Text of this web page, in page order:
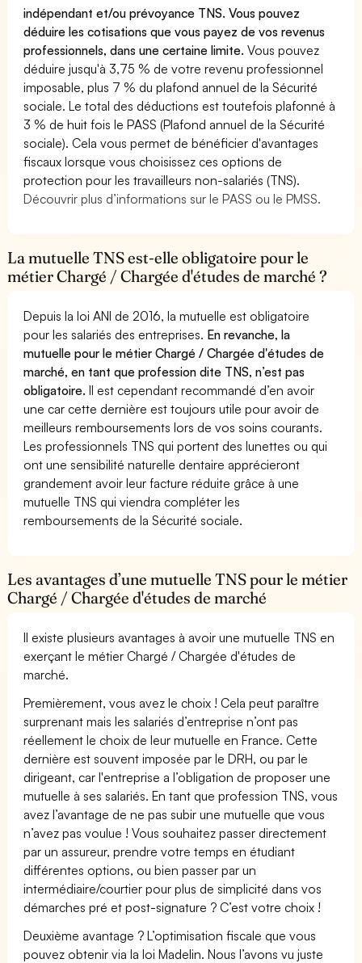
indépendant et/ou prévoyance TNS. Vous pouvez
déduire les cotisations que vous payez de vos revenus
professionnels, dans une certaine limite.Vous pouvez
déduire jusqu'à 3,75 % de votre revenu professionnel
imposable, plus 7 % du plafond annuel de la Sécurité
sociale. Le total des déductions est toutefois plafonné à
3 % de huit fois le PASS (Plafond annuel de la Sécurité
sociale). Cela vous permet de bénéficier d'avantages
fiscaux lorsque vous choisissez ces options de
protection pour les travailleurs non-salariés (TNS).
Découvrir plus d’informations sur le PASS ou le PMSS.
La mutuelle TNS est-elle obligatoire pour le
métier Chargé / Chargée d'études de marché ?
Depuis la loi ANI de 2016, la mutuelle est obligatoire
pour les salariés des entreprises. En revanche, la
mutuelle pour le métier Chargé / Chargée d'études de
marché, en tant que profession dite TNS, n’est pas
obligatoire.Il est cependant recommandé d’en avoir
une car cette dernière est toujours utile pour avoir de
meilleurs remboursements lors de vos soins courants.
Les professionnels TNS qui portent des lunettes ou qui
ont une sensibilité naturelle dentaire apprécieront
grandement avoir leur facture réduite grâce à une
mutuelle TNS qui viendra compléter les
remboursements de la Sécurité sociale.
Les avantages d’une mutuelle TNS pour le métier
Chargé / Chargée d'études de marché
Il existe plusieurs avantages à avoir une mutuelle TNS en
exerçant le métier Chargé / Chargée d'études de
marché.
Premièrement, vous avez le choix ! Cela peut paraître
surprenant mais les salariés d’entreprise n’ont pas
réellement le choix de leur mutuelle en France. Cette
dernière est souvent imposée par le DRH, ou par le
dirigeant, car l'entreprise a l’obligation de proposer une
mutuelle à ses salariés. En tant que profession TNS, vous
avez l’avantage de ne pas subir une mutuelle que vous
n’avez pas voulue ! Vous souhaitez passer directement
par un assureur, prendre votre temps en étudiant
différentes options, ou bien passer par un
intermédiaire/courtier pour plus de simplicité dans vos
démarches pré et post-signature ? C’est votre choix !
Deuxième avantage ? L’optimisation fiscale que vous
pouvez obtenir via la loi Madelin. Nous l’avons vu juste